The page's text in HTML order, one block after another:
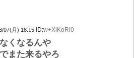
07(月) 18:15 ID:w+XlKoRl0
くなるんや
また来るやろ